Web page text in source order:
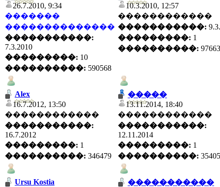
26.7.2010, 9:34
�������
��������������
�����������:
7.3.2010
���������: 10
����������: 590568
10.3.2010, 12:57
������������
�����������:
���������: 1
����������: 97663
Alex
16.7.2012, 13:50
������������
�����������:
16.7.2012
���������: 1
����������: 346479
�����
13.11.2014, 18:40
������������
�����������:
12.11.2014
���������: 1
����������:
Ursu Kostia
�����������